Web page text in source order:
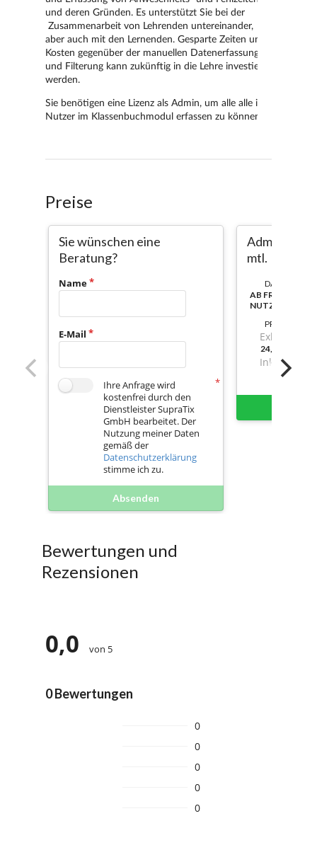
Preise
Sie wünschen eine
Beratung?
Name
E-Mail
Ihre Anfrage wird
kostenfrei durch den
Dienstleister SupraTix
GmbH bearbeitet. Der
Nutzung meiner Daten
gemäß der
Datenschutzerklärung
stimme ich zu.
Absenden
Admin-
mtl.
DAUER:
AB
NUTZBAR
PREIS
Exkl. Mwst.
Inkl. Mwst.
Bewertungen und
Rezensionen
0,0 von 5
0 Bewertungen
0
0
0
0
0